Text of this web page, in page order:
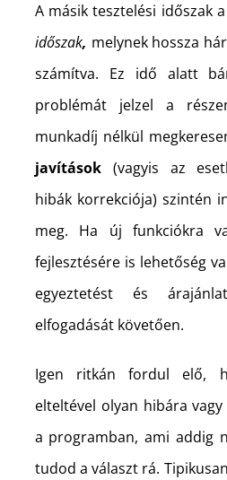
A másik tesztelési időszak a
időszak, melynek hossza
számítva. Ez idő alatt
problémát jelzel a
munkadíj nélkül
javítások(vagyis az
hibák korrekciója) szintén
meg. Ha új funkciókra
fejlesztésére is lehetőség
egyeztetést és
elfogadását követően.
Igen ritkán fordul elő,
elteltével olyan hibára
a programban, ami addig
tudod a választ rá.